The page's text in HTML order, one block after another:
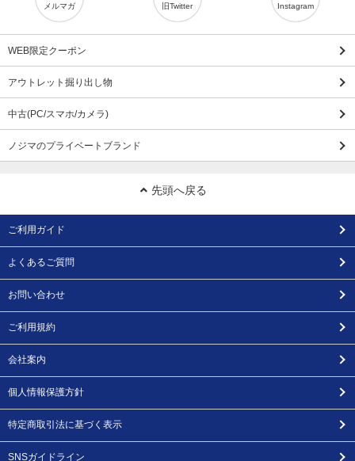
メルマガ 旧Twitter Instagram
WEB限定クーポン
アウトレット掘り出し物
中古(PC/スマホ/カメラ)
ノジマのプライベートブランド
先頭へ戻る
ご利用ガイド
よくあるご質問
お問い合わせ
ご利用規約
会社案内
個人情報保護方針
特定商取引法に基づく表示
SNSガイドライン